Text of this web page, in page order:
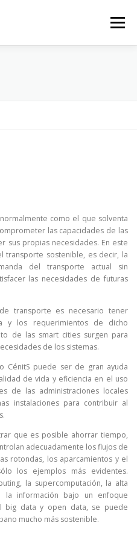
Menú
como el que solventa
las capacidades de las
sus propias necesidades. En este
transporte sostenible, es decir, la
del transporte actual sin
las necesidades de futuras
transporte es necesario tener
y los requerimientos de dicho
de las smart cities surgen para
de los sistemas.
CénitS puede ser de gran ayuda
de vida y eficiencia en el uso
de las administraciones locales
instalaciones para contribuir al
que es posible ahorrar tiempo,
adecuadamente los flujos de
rotondas, los aparcamientos y el
los ejemplos más evidentes.
la supercomputación, la alta
información bajo un enfoque
big data y open data, se puede
mucho más sostenible.